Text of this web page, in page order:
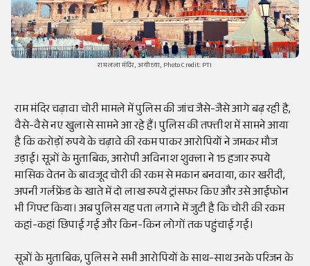
रामलला मंदिर, अयोध्या, Photo Credit: PTI
राम मंदिर चढ़ावा चोरी मामले में पुलिस की जांच जैसे-जैसे आगे बढ़ रही है,
वैसे-वैसे नए खुलासे सामने आ रहे हैं। पुलिस की तफ्तीश में सामने आया
है कि करोड़ों रुपये के चढ़ावे की रकम पाकर आरोपियों ने जमकर मौज
उड़ाई। सूत्रों के मुताबिक, आरोपी अविनाश शुक्ला ने 15 हजार रुपये
मासिक वेतन के बावजूद चोरी की रकम से मकान बनवाया, कार खरीदी,
अपनी गर्लफ्रेंड के खाते में दो लाख रुपये ट्रांसफर किए और उसे आईफोन
भी गिफ्ट किया। अब पुलिस यह पता लगाने में जुटी है कि चोरी की रकम
कहां-कहां छिपाई गई और किन-किन लोगों तक पहुंचाई गई।
सूत्रों के मुताबिक, पुलिस ने सभी आरोपियों के साथ-साथ उनके परिजन के